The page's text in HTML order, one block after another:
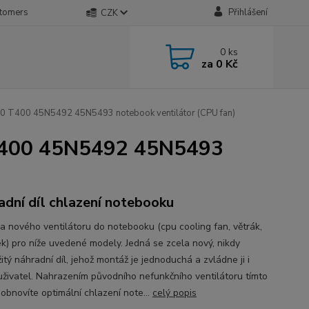
CZK Přihlášení
0 ks
za 0 Kč
T400 45N5492 45N5493 notebook ventilátor (CPU fan)
45N5492 45N5493
díl chlazení notebooku
nového ventilátoru do notebooku (cpu cooling fan, větrák,
pro níže uvedené modely. Jedná se zcela nový, nikdy
náhradní díl, jehož montáž je jednoduchá a zvládne ji i
Nahrazením původního nefunkčního ventilátoru tímto
optimální chlazení note... celý popis